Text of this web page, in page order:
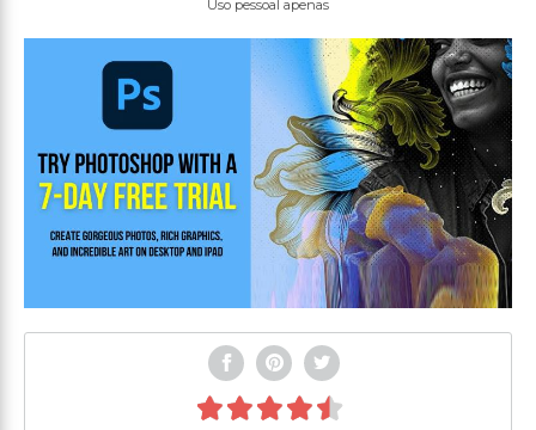
Uso pessoal apenas